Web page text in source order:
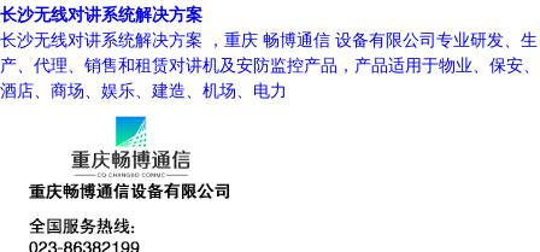
长沙无线对讲系统解决方案
长沙无线对讲系统解决方案 ，重庆 畅博通信 设备有限公司专业研发、生
产、代理、销售和租赁对讲机及安防监控产品，产品适用于物业、保安、
酒店、商场、娱乐、建造、机场、电力